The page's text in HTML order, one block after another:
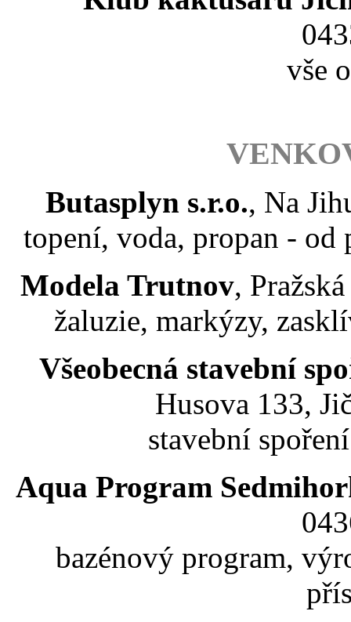
vše
Butasplyn s.r.o., Na
topení, voda, propan - od
Modela Trutnov,
žaluzie, markýzy,
Všeobecná stavební
Husova 133,
stavební
Aqua Program
bazénový program,